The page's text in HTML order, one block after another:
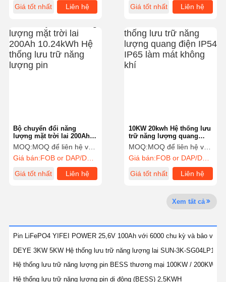
Nhà Sản Phẩm
Tôi
Nhà Máy
Hệ thống năng lượng mặt trời Pv
Máy phát điện năng lượng mặt trời di động
Hệ thống lưu trữ năng lượng
Thiết bị gia dụng
Hệ thống năng lượng tái tạo
Giá tốt nhất
Liên hệ
Giá tốt nhất
Liên hệ
10KW 20kwh Hệ thống lưu
trữ năng lượng quang
điện IP54 IP65 làm mát
không khí
MOQ:MOQ để liên hệ với bộ phận bán hàng
Giá bán:FOB or DAP/DDP to contact sales
Giá tốt nhất
Liên hệ
Bộ chuyển đổi năng
lượng mặt trời lai 200Ah
10.24kWh Hệ thống lưu trữ
năng lượng pin
MOQ:MOQ để liên hệ với bộ phận bán hàng
Giá bán:FOB or DAP/DDP to contact sales
Giá tốt nhất
Liên hệ
Xem tất cả
Pin LiFePO4 YIFEI POWER 25,6V 100Ah với 6000 chu kỳ và bảo vệ
DEYE 3KW 5KW Hệ thống lưu trữ năng lượng lai SUN-3K-SG04LP1-
Hệ thống lưu trữ năng lượng pin BESS thương mại 100KW / 200KWH
Hệ thống lưu trữ năng lượng pin di động (BESS) 2,5KWH